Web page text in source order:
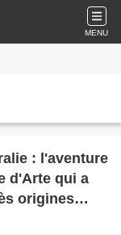
MENU
: l'aventure
d'Arte qui a
origines